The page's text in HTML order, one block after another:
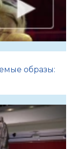
образы: